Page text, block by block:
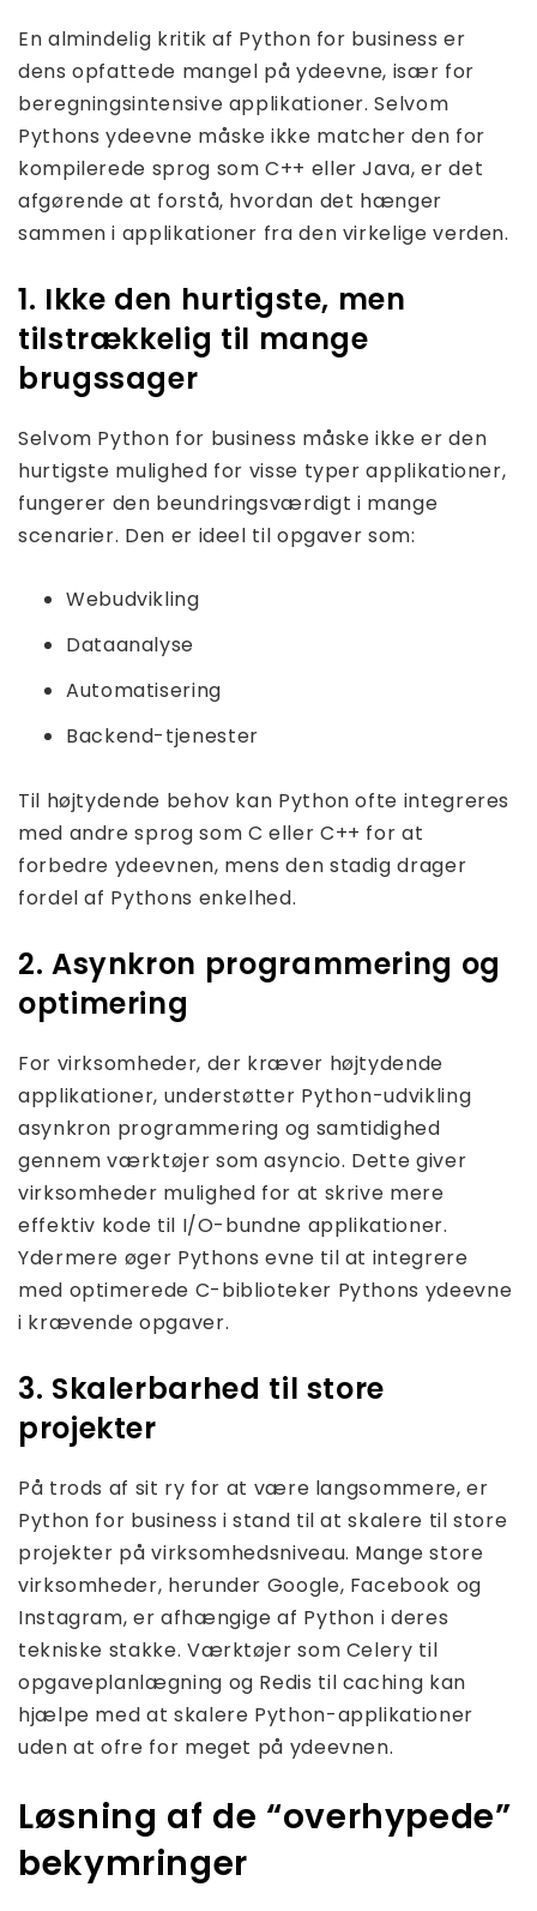
En almindelig kritik af Python for business er
dens opfattede mangel på ydeevne, især for
beregningsintensive applikationer. Selvom
Pythons ydeevne måske ikke matcher den for
kompilerede sprog som C++ eller Java, er det
afgørende at forstå, hvordan det hænger
sammen i applikationer fra den virkelige verden.
1. Ikke den hurtigste, men
tilstrækkelig til mange
brugssager
Selvom Python for business måske ikke er den
hurtigste mulighed for visse typer applikationer,
fungerer den beundringsværdigt i mange
scenarier. Den er ideel til opgaver som:
Webudvikling
Dataanalyse
Automatisering
Backend-tjenester
Til højtydende behov kan Python ofte integreres
med andre sprog som C eller C++ for at
forbedre ydeevnen, mens den stadig drager
fordel af Pythons enkelhed.
2. Asynkron programmering og
optimering
For virksomheder, der kræver højtydende
applikationer, understøtter Python-udvikling
asynkron programmering og samtidighed
gennem værktøjer som asyncio. Dette giver
virksomheder mulighed for at skrive mere
effektiv kode til I/O-bundne applikationer.
Ydermere øger Pythons evne til at integrere
med optimerede C-biblioteker Pythons ydeevne
i krævende opgaver.
3. Skalerbarhed til store
projekter
På trods af sit ry for at være langsommere, er
Python for business i stand til at skalere til store
projekter på virksomhedsniveau. Mange store
virksomheder, herunder Google, Facebook og
Instagram, er afhængige af Python i deres
tekniske stakke. Værktøjer som Celery til
opgaveplanlægning og Redis til caching kan
hjælpe med at skalere Python-applikationer
uden at ofre for meget på ydeevnen.
Løsning af de “overhypede”
bekymringer